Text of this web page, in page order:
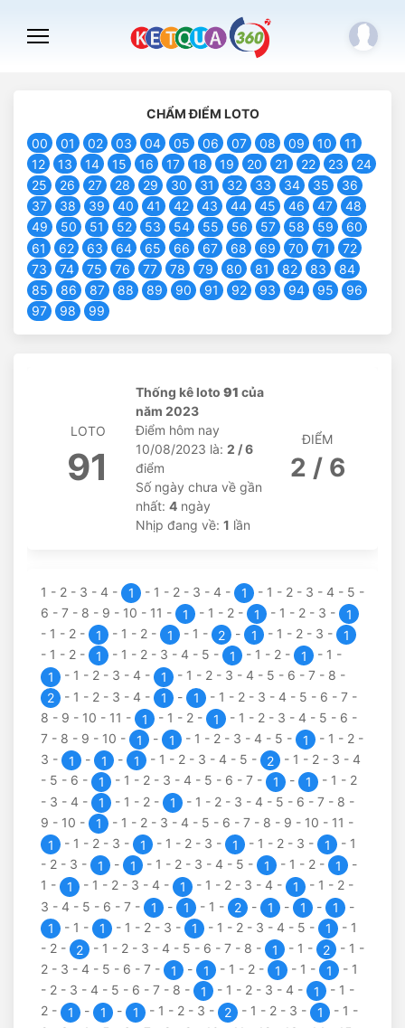
CHẨM ĐIỂM LOTO
00
01 02 03 04 05 06 07 08 09 10
11
12
13 14 15 16 17 18 19 20 21 22 23
24
25
26 27 28 29 30 31 32 33 34 35
36
37
38 39 40 41 42 43 44 45 46 47
48
49
50 51 52 53 54 55 56 57 58 59
60
61
62 63 64 65 66 67 68 69 70 71
72
73
74 75 76 77 78 79 80 81 82 83
84
85
86 87 88 89 90 91 92 93 94 95
96
97
98 99
LOTO
91
Thống kê loto 91 của
năm 2023
Điểm hôm nay
10/08/2023 là: 2 / 6
điểm
Số ngày chưa về gần
nhất: 4 ngày
Nhịp đang về: 1 lần
ĐIỂM
2 / 6
1 - 2 - 3 - 4 - 1 - 1 - 2 - 3 - 4 - 1 - 1 - 2 - 3 - 4 - 5 -
6 - 7 - 8 - 9 - 10 - 11 - 1 - 1 - 2 - 1 - 1 - 2 - 3 -
1
- 1 - 2 - 1 - 1 - 2 - 1 - 1 - 2 - 1 - 1 - 2 - 3 -
1
- 1 - 2 - 1 - 1 - 2 - 3 - 4 - 5 - 1 - 1 - 2 - 1 - 1 -
1
- 1 - 2 - 3 - 4 - 1 - 1 - 2 - 3 - 4 - 5 - 6 - 7 - 8 -
2
- 1 - 2 - 3 - 4 - 1 - 1 - 1 - 2 - 3 - 4 - 5 - 6 - 7 -
8 - 9 - 10 - 11 - 1 - 1 - 2 - 1 - 1 - 2 - 3 - 4 - 5 - 6 -
7 - 8 - 9 - 10 - 1 - 1 - 1 - 2 - 3 - 4 - 5 - 1 - 1 - 2 -
3 - 1 - 1 - 1 - 1 - 2 - 3 - 4 - 5 - 2 - 1 - 2 - 3 - 4
- 5 - 6 - 1 - 1 - 2 - 3 - 4 - 5 - 6 - 7 - 1 - 1 - 1 - 2
- 3 - 4 - 1 - 1 - 2 - 1 - 1 - 2 - 3 - 4 - 5 - 6 - 7 - 8 -
9 - 10 - 1 - 1 - 2 - 3 - 4 - 5 - 6 - 7 - 8 - 9 - 10 - 11 -
1
- 1 - 2 - 3 - 1 - 1 - 2 - 3 - 1 - 1 - 2 - 3 - 1 - 1
- 2 - 3 - 1 - 1 - 1 - 2 - 3 - 4 - 5 - 1 - 1 - 2 - 1
-
1 - 1 - 1 - 2 - 3 - 4 - 1 - 1 - 2 - 3 - 4 - 1 - 1 - 2 -
3 - 4 - 5 - 6 - 7 - 1 - 1 - 1 - 2 - 1 - 1 - 1
-
1
- 1 - 1 - 1 - 2 - 3 - 1 - 1 - 2 - 3 - 4 - 5 - 1 - 1
- 2 - 2 - 1 - 2 - 3 - 4 - 5 - 6 - 7 - 8 - 1 - 1 - 2 - 1 -
2 - 3 - 4 - 5 - 6 - 7 - 1 - 1 - 1 - 2 - 1 - 1 - 1 - 1
- 2 - 3 - 4 - 5 - 6 - 7 - 8 - 1 - 1 - 2 - 3 - 4 - 1 - 1 -
2 - 1 - 1 - 1 - 1 - 2 - 3 - 2 - 1 - 2 - 3 - 1 - 1 -